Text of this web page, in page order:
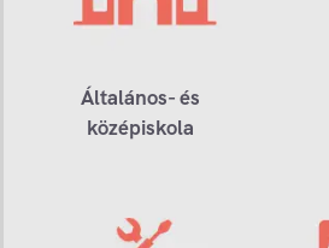
Általános- és
középiskola